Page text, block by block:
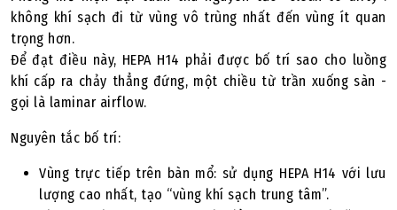
không khí sạch đi từ vùng vô trùng nhất đến vùng ít quan
trọng hơn.
Để đạt điều này, HEPA H14 phải được bố trí sao cho luồng
khí cấp ra chảy thẳng đứng, một chiều từ trần xuống sàn -
gọi là laminar airflow.
Nguyên tắc bố trí:
Vùng trực tiếp trên bàn mổ: sử dụng HEPA H14 với lưu
lượng cao nhất, tạo “vùng khí sạch trung tâm”.